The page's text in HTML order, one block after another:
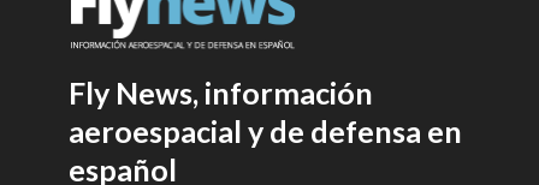
Fly News, información
aeroespacial y de defensa en
español